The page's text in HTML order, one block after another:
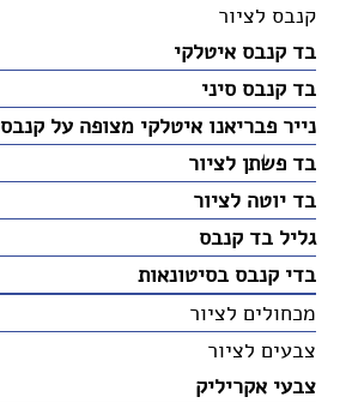
קנבס לציור
בד קנבס איטלקי
בד קנבס סיני
נייר פבריאנו איטלקי מצופה על קנבס
בד פשתן לציור
בד יוטה לציור
גליל בד קנבס
בדי קנבס בסיטונאות
מכחולים לציור
צבעים לציור
צבעי אקריליק